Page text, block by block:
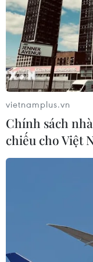
06/08/2026 02:33
CƠ QUAN CHỦ QUẢN:
vietnamplus.vn
Chính sách
chiếu cho Việt